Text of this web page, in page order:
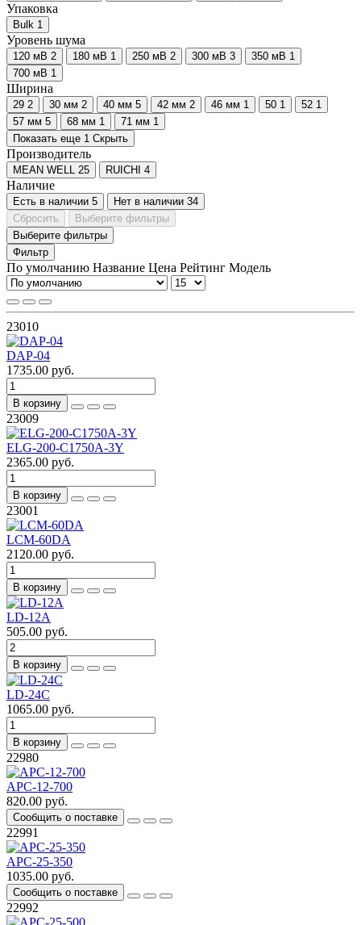
Упаковка
Bulk 1
Уровень шума
120 мВ 2 180 мВ 1 250 мВ 2 300 мВ 3 350 мВ 1
700 мВ 1
Ширина
29 2 30 мм 2 40 мм 5 42 мм 2 46 мм 1 50 1 52 1
57 мм 5 68 мм 1 71 мм 1
Показать еще 1 Скрыть
Производитель
MEAN WELL 25 RUICHI 4
Наличие
Есть в наличии 5 Нет в наличии 34
Сбросить
Выберите фильтры
Выберите фильтры
Фильтр
По умолчанию Название Цена Рейтинг Модель
23010
DAP-04
1735.00 руб.
В корзину
23009
ELG-200-C1750A-3Y
2365.00 руб.
В корзину
23001
LCM-60DA
2120.00 руб.
В корзину
LD-12A
505.00 руб.
В корзину
LD-24C
1065.00 руб.
В корзину
22980
APC-12-700
820.00 руб.
Сообщить о поставке
22991
APC-25-350
1035.00 руб.
Сообщить о поставке
22992